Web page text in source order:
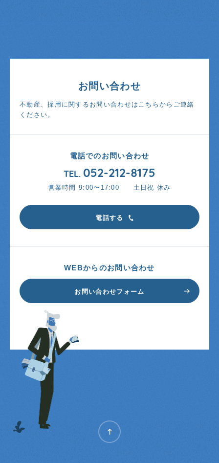
お問い合わせ
不動産、採用に関するお問い合わせはこちらからご連絡
ください。
電話でのお問い合わせ
TEL. 052-212-8175
営業時間 9:00〜17:00 土日祝 休み
電話する
WEBからのお問い合わせ
お 問 い合わせフ ォ ーム